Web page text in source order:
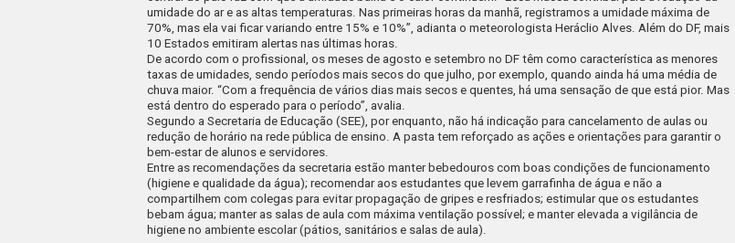
umidade do ar e as altas temperaturas. Nas primeiras horas da manhã, registramos a umidade máxima de
70%, mas ela vai ficar variando entre 15% e 10%”, adianta o meteorologista Heráclio Alves. Além do DF, mais
10 Estados emitiram alertas nas últimas horas.
De acordo com o profissional, os meses de agosto e setembro no DF têm como característica as menores
taxas de umidades, sendo períodos mais secos do que julho, por exemplo, quando ainda há uma média de
chuva maior. “Com a frequência de vários dias mais secos e quentes, há uma sensação de que está pior. Mas
está dentro do esperado para o período”, avalia.
Segundo a Secretaria de Educação (SEE), por enquanto, não há indicação para cancelamento de aulas ou
redução de horário na rede pública de ensino. A pasta tem reforçado as ações e orientações para garantir o
bem-estar de alunos e servidores.
Entre as recomendações da secretaria estão manter bebedouros com boas condições de funcionamento
(higiene e qualidade da água); recomendar aos estudantes que levem garrafinha de água e não a
compartilhem com colegas para evitar propagação de gripes e resfriados; estimular que os estudantes
bebam água; manter as salas de aula com máxima ventilação possível; e manter elevada a vigilância de
higiene no ambiente escolar (pátios, sanitários e salas de aula).